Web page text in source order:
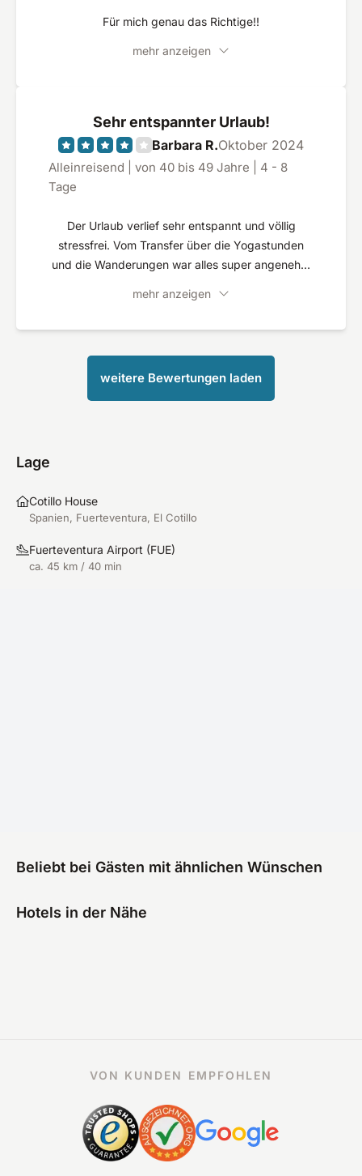
Für mich genau das Richtige!!
mehr anzeigen
Sehr entspannter Urlaub!
Barbara R.Oktober 2024
Alleinreisend | von 40 bis 49 Jahre | 4 - 8
Tage
Der Urlaub verlief sehr entspannt und völlig
stressfrei. Vom Transfer über die Yogastunden
und die Wanderungen war alles super angenehm
(Kati), die vor Ort alles regelt und einem die
Gehminuten vom Hotel entfernt statt. Achtung:
die Stunden finden nicht durch Kati statt (so hatte
ich es in der Beschreibung verstanden) und der
Hotel war sehr hübsch, leider wird die
Dachterrasse etwas vernachlässigt und auch die
Frühstück ist im Hotel möglich; ich habe aber
lieber die süßen Cafés im Ort für mein Frühstück
mehr anzeigen
weitere Bewertungen laden
Lage
Cotillo House
Spanien, Fuerteventura, El Cotillo
Fuerteventura Airport (FUE)
ca. 45 km / 40 min
Beliebt bei Gästen mit ähnlichen Wünschen
Hotels in der Nähe
VON KUNDEN EMPFOHLEN